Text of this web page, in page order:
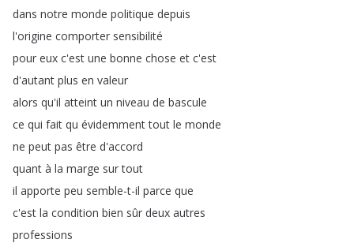
dans notre monde politique depuis
l'origine comporter sensibilité
pour eux c'est une bonne chose et c'est
d'autant plus en valeur
alors qu'il atteint un niveau de bascule
ce qui fait qu évidemment tout le monde
ne peut pas être d'accord
quant à la marge sur tout
il apporte peu semble-t-il parce que
c'est la condition bien sûr deux autres
professions